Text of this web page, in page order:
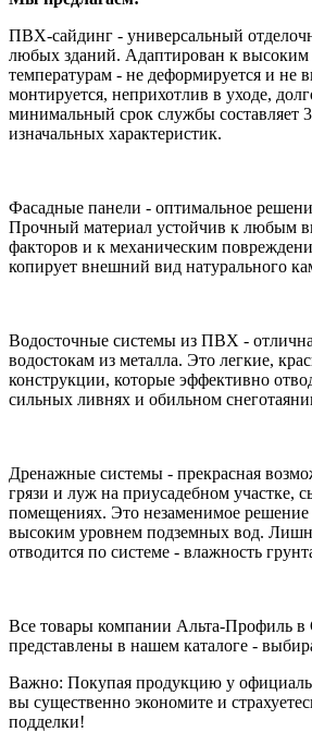
ПВХ-сайдинг - универсальный
любых зданий. Адаптирован к
температурам - не деформируется и не
монтируется, неприхотлив в уходе,
минимальный срок службы составляет
изначальных характеристик.
Фасадные панели - оптимальное
Прочный материал устойчив к любым
факторов и к механическим
копирует внешний вид натурального
Водосточные системы из ПВХ -
водостокам из металла. Это легкие,
конструкции, которые эффективно
сильных ливнях и обильном
Дренажные системы - прекрасная
грязи и луж на приусадебном участке,
помещениях. Это незаменимое решение
высоким уровнем подземных вод.
отводится по системе - влажность
Все товары компании Альта-Профиль
представлены в нашем каталоге -
Важно: Покупая продукцию у
вы существенно экономите и
подделки!